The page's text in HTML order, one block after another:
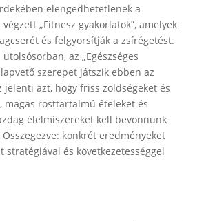
elengedhetetlenek a
„Fitnesz gyakorlatok”, amelyek
és felgyorsítják a zsírégetést.
az „Egészséges
szerepet játszik ebben az
jelenti azt, hogy friss zöldségeket és
magas rosttartalmú ételeket és
élelmiszereket kell bevonnunk
konkrét eredményeket
stratégiával és következetességgel